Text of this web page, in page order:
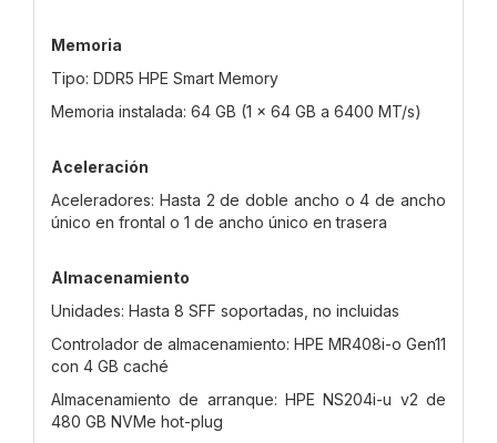
Memoria
Tipo: DDR5 HPE Smart Memory
Memoria instalada: 64 GB (1 x 64 GB a 6400 MT/s)
Aceleración
Aceleradores: Hasta 2 de doble ancho o 4 de ancho
único en frontal o 1 de ancho único en trasera
Almacenamiento
Unidades: Hasta 8 SFF soportadas, no incluidas
Controlador de almacenamiento: HPE MR408i-o Gen11
con 4 GB caché
Almacenamiento de arranque: HPE NS204i-u v2 de
480 GB NVMe hot-plug